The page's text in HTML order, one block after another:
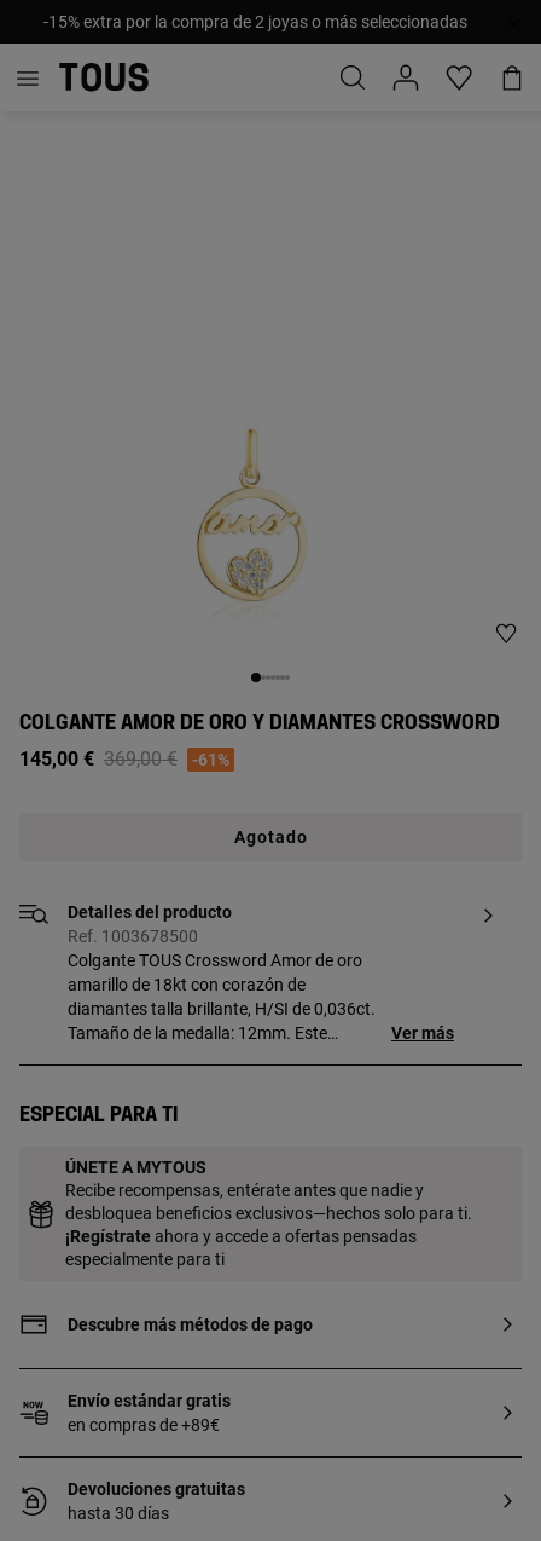
-15% extra por la compra de 2 joyas o más seleccionadas
COLGANTE AMOR DE ORO Y DIAMANTES CROSSWORD
145,00 € Price reduced from
369,00 €to-61%
Agotado
Detalles del producto
Ref. 1003678500
Colgante TOUS Crossword Amor de oro
amarillo de 18kt con corazón de
diamantes talla brillante, H/SI de 0,036ct.
Tamaño de la medalla: 12mm. Este
Ver más
Especial para ti
ÚNETE A MYTOUS
Recibe recompensas, entérate antes que nadie y
desbloquea beneficios exclusivos—hechos solo para ti.
¡Regístrate ahora y accede a ofertas pensadas
especialmente para ti
Descubre más métodos de pago
Envío estándar gratis
en compras de +89€
Devoluciones gratuitas
hasta 30 días